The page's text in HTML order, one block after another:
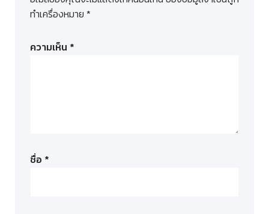
ทำเครื่องหมาย *
ความเห็น *
ชื่อ *